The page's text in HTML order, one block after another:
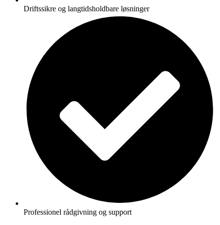
Driftssikre og langtidsholdbare løsninger
Professionel rådgivning og support